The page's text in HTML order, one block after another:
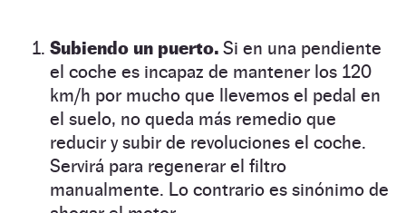
Subiendo un puerto. Si en una pendiente
el coche es incapaz de mantener los 120
km/h por mucho que llevemos el pedal en
el suelo, no queda más remedio que
reducir y subir de revoluciones el coche.
Servirá para regenerar el filtro
manualmente. Lo contrario es sinónimo de